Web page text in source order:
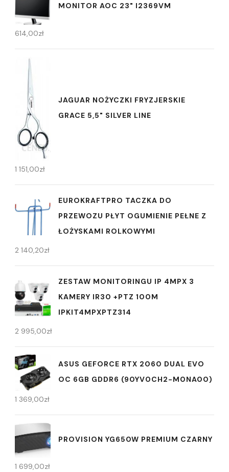
MONITOR AOC 23" I2369VM
614,00zł
JAGUAR NOŻYCZKI FRYZJERSKIE
GRACE 5,5" SILVER LINE
1 151,00zł
EUROKRAFTPRO TACZKA DO
PRZEWOZU PŁYT OGUMIENIE PEŁNE Z
ŁOŻYSKAMI ROLKOWYMI
2 140,20zł
ZESTAW MONITORINGU IP 4MPX 3
KAMERY IR30 +PTZ 100M
IPKIT4MPXPTZ314
2 995,00zł
ASUS GEFORCE RTX 2060 DUAL EVO
OC 6GB GDDR6 (90YV0CH2-M0NA00)
1 369,00zł
PROVISION YG650W PREMIUM CZARNY
1 699,00zł